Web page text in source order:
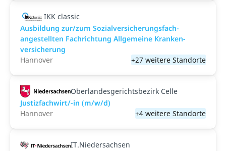
IKK classic
Aus­bild­ung zur/zum Sozial­versicher­ungs­fach­
angestellten­ Fach­richtung All­gemeine Kranken­
versicher­ung
Hannover
+27 weitere Standorte
Oberlandesgerichtsbezirk Celle
Justizfachwirt/-in (m/w/d)
Hannover
+4 weitere Standorte
IT.Niedersachsen